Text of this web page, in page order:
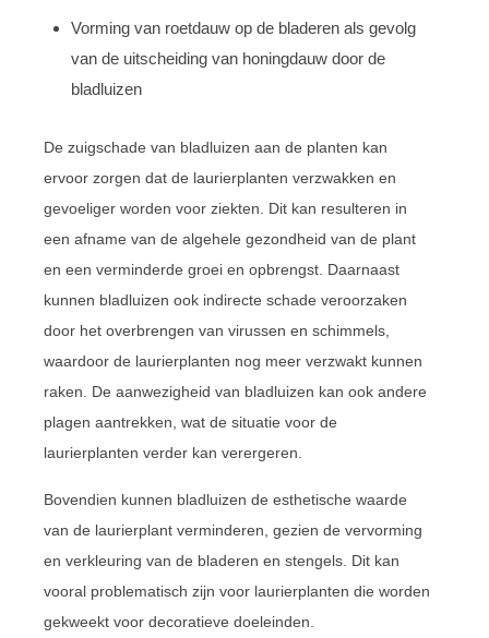
Vorming van roetdauw op de bladeren als gevolg
van de uitscheiding van honingdauw door de
bladluizen
De zuigschade van bladluizen aan de planten kan
ervoor zorgen dat de laurierplanten verzwakken en
gevoeliger worden voor ziekten. Dit kan resulteren in
een afname van de algehele gezondheid van de plant
en een verminderde groei en opbrengst. Daarnaast
kunnen bladluizen ook indirecte schade veroorzaken
door het overbrengen van virussen en schimmels,
waardoor de laurierplanten nog meer verzwakt kunnen
raken. De aanwezigheid van bladluizen kan ook andere
plagen aantrekken, wat de situatie voor de
laurierplanten verder kan verergeren.
Bovendien kunnen bladluizen de esthetische waarde
van de laurierplant verminderen, gezien de vervorming
en verkleuring van de bladeren en stengels. Dit kan
vooral problematisch zijn voor laurierplanten die worden
gekweekt voor decoratieve doeleinden.